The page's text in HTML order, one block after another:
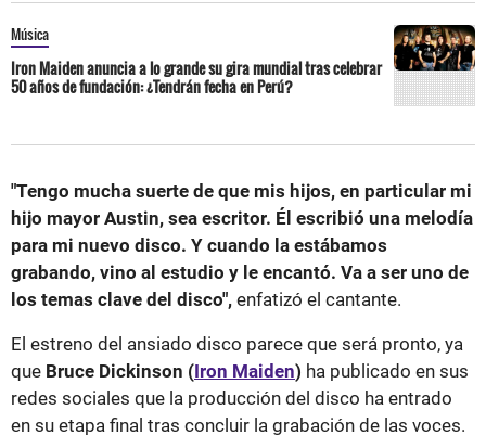
Música
Iron Maiden anuncia a lo grande su gira mundial tras celebrar
50 años de fundación: ¿Tendrán fecha en Perú?
"Tengo mucha suerte de que mis hijos, en particular mi
hijo mayor Austin, sea escritor. Él escribió una melodía
para mi nuevo disco. Y cuando la estábamos
grabando, vino al estudio y le encantó. Va a ser uno de
los temas clave del disco", enfatizó el cantante.
El estreno del ansiado disco parece que será pronto, ya
que Bruce Dickinson (Iron Maiden) ha publicado en sus
redes sociales que la producción del disco ha entrado
en su etapa final tras concluir la grabación de las voces.